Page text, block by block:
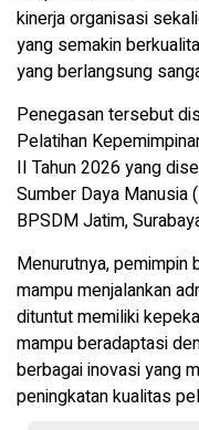
kinerja organisasi
yang semakin
yang berlangsung
Penegasan tersebut
Pelatihan
II Tahun 2026 yang
Sumber Daya Manusia
BPSDM Jatim,
Menurutnya, pemimpin
mampu menjalankan
dituntut memiliki
mampu beradaptasi
berbagai inovasi yang
peningkatan kualitas